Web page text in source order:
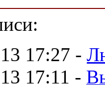
17:27 -
17:11 -